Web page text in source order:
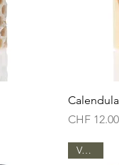
Preis
CHF 12.00
Vegan